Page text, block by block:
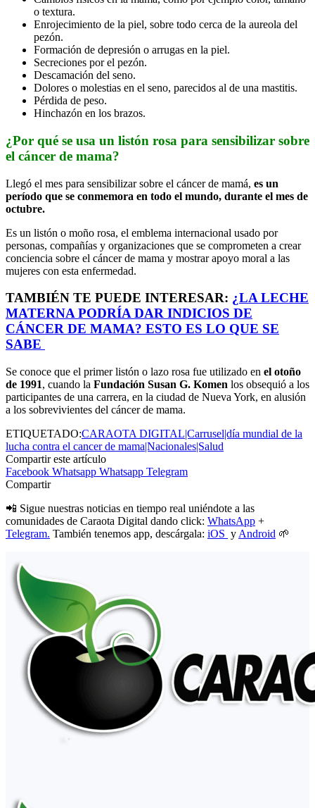
o textura.
Enrojecimiento de la piel, sobre todo cerca de la aureola del
pezón.
Formación de depresión o arrugas en la piel.
Secreciones por el pezón.
Descamación del seno.
Dolores o molestias en el seno, parecidos al de una mastitis.
Pérdida de peso.
Hinchazón en los brazos.
¿Por qué se usa un listón rosa para sensibilizar sobre
el cáncer de mama?
Llegó el mes para sensibilizar sobre el cáncer de mamá, es un
período que se conmemora en todo el mundo, durante el mes de
octubre.
Es un listón o moño rosa, el emblema internacional usado por
personas, compañías y organizaciones que se comprometen a crear
conciencia sobre el cáncer de mama y mostrar apoyo moral a las
mujeres con esta enfermedad.
TAMBIÉN TE PUEDE INTERESAR: ¿LA LECHE
MATERNA PODRÍA DAR INDICIOS DE
CÁNCER DE MAMA? ESTO ES LO QUE SE
SABE
Se conoce que el primer listón o lazo rosa fue utilizado en el otoño
de 1991, cuando la Fundación Susan G. Komen los obsequió a los
participantes de una carrera, en la ciudad de Nueva York, en alusión
a los sobrevivientes del cáncer de mama.
ETIQUETADO:CARAOTA DIGITAL|Carrusel|día mundial de la
lucha contra el cancer de mama|Nacionales|Salud
Compartir este artículo
Facebook Whatsapp Whatsapp Telegram
Compartir
📲 Sigue nuestras noticias en tiempo real uniéndote a las
comunidades de Caraota Digital dando click: WhatsApp +
Telegram. También tenemos app, descárgala: iOS y Android 🌱